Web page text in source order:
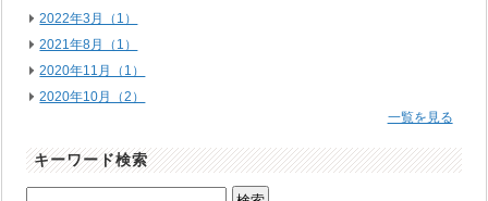
2022年3月（1）
2021年8月（1）
2020年11月（1）
2020年10月（2）
一覧を見る
キーワード検索